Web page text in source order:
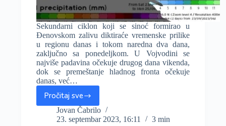
Sekundarni ciklon koji se sinoć formirao u
Đenovskom zalivu diktiraće vremenske prilike
u regionu danas i tokom naredna dva dana,
zaključno sa ponedeljkom. U Vojvodini se
najviše padavina očekuje drugog dana vikenda,
dok se premeštanje hladnog fronta očekuje
danas, već…
Pročitaj sve
Ciklon
iz
Đenovskog
Jovan Čabrilo
23. septembar 2023, 16:11
3 min